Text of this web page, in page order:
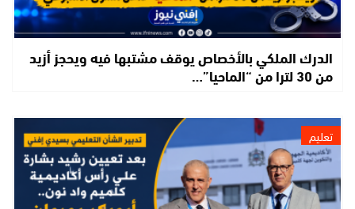
الدرك الملكي بالأخصاص يوقف مشتبها فيه ويحجز أزيد
من 30 لترا من “الماحيا”…
تعليم